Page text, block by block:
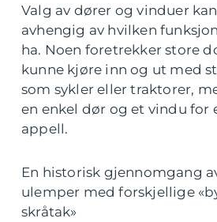
Valg av dører og vinduer
avhengig av hvilken
ha. Noen foretrekker store
kunne kjøre inn og ut med
som sykler eller traktorer,
en enkel dør og et vindu for
appell.
En historisk gjennomgang
ulemper med forskjellige
skråtak»